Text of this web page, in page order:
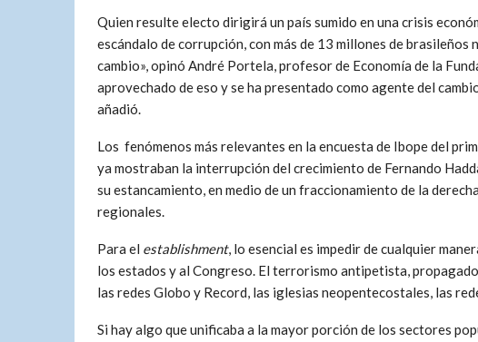
Quien resulte electo dirigirá un país sumido en una crisis
escándalo de corrupción, con más de 13 millones de
cambio», opinó André Portela, profesor de Economía de la
aprovechado de eso y se ha presentado como agente del
añadió.
Los fenómenos más relevantes en la encuesta de Ibope del
ya mostraban la interrupción del crecimiento de Fernando
su estancamiento, en medio de un fraccionamiento de la
regionales.
Para el establishment, lo esencial es impedir de cualquier
los estados y al Congreso. El terrorismo antipetista,
las redes Globo y Record, las iglesias neopentecostales, las
Si hay algo que unificaba a la mayor porción de los sectores